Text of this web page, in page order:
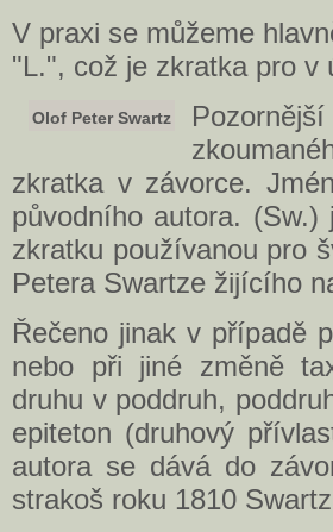
V praxi se můžeme
"L.", což je zkratka pro v
Olof Peter Swartz
zkratka v závorce.
původního autora.
zkratku používanou pro
Petera Swartze žijícího
Řečeno jinak v případě
nebo při jiné změně
druhu v poddruh,
epiteton (druhový
autora se dává do
strakoš roku 1810